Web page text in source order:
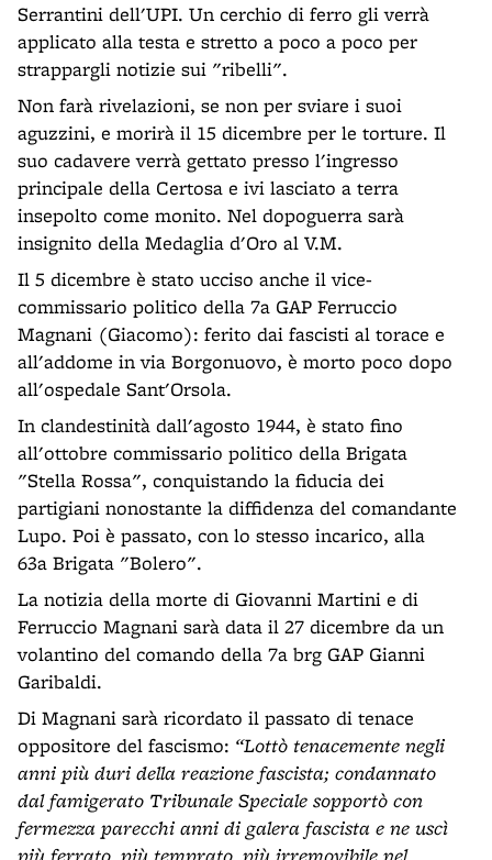
Serrantini dell'UPI. Un cerchio di ferro gli verrà
applicato alla testa e stretto a poco a poco per
strappargli notizie sui "ribelli".
Non farà rivelazioni, se non per sviare i suoi
aguzzini, e morirà il 15 dicembre per le torture. Il
suo cadavere verrà gettato presso l'ingresso
principale della Certosa e ivi lasciato a terra
insepolto come monito. Nel dopoguerra sarà
insignito della Medaglia d'Oro al V.M.
Il 5 dicembre è stato ucciso anche il vice-
commissario politico della 7a GAP Ferruccio
Magnani (Giacomo): ferito dai fascisti al torace e
all'addome in via Borgonuovo, è morto poco dopo
all'ospedale Sant'Orsola.
In clandestinità dall'agosto 1944, è stato fino
all'ottobre commissario politico della Brigata
"Stella Rossa", conquistando la fiducia dei
partigiani nonostante la diffidenza del comandante
Lupo. Poi è passato, con lo stesso incarico, alla
63a Brigata "Bolero".
La notizia della morte di Giovanni Martini e di
Ferruccio Magnani sarà data il 27 dicembre da un
volantino del comando della 7a brg GAP Gianni
Garibaldi.
Di Magnani sarà ricordato il passato di tenace
oppositore del fascismo: “Lottò tenacemente negli
anni più duri della reazione fascista; condannato
dal famigerato Tribunale Speciale sopportò con
fermezza parecchi anni di galera fascista e ne uscì